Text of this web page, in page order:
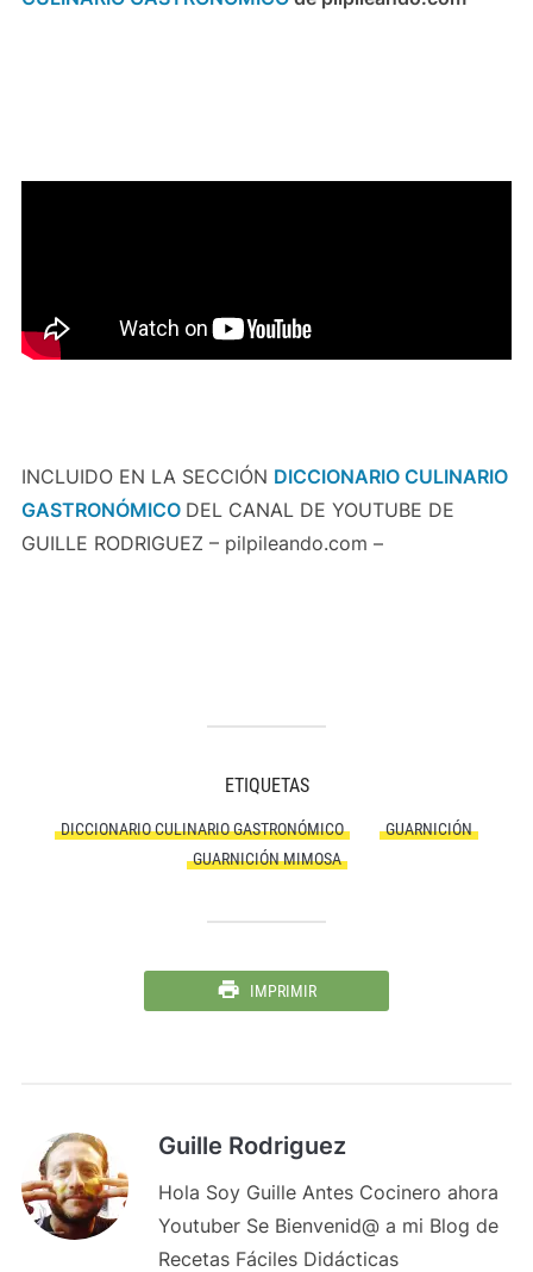
INCLUIDO EN LA SECCIÓN DICCIONARIO CULINARIO
GASTRONÓMICO DEL CANAL DE YOUTUBE DE
GUILLE RODRIGUEZ – pilpileando.com –
ETIQUETAS
DICCIONARIO CULINARIO GASTRONÓMICO
GUARNICIÓN
GUARNICIÓN MIMOSA
IMPRIMIR
Guille Rodriguez
Hola Soy Guille Antes Cocinero ahora
Youtuber Se Bienvenid@ a mi Blog de
Recetas Fáciles Didácticas